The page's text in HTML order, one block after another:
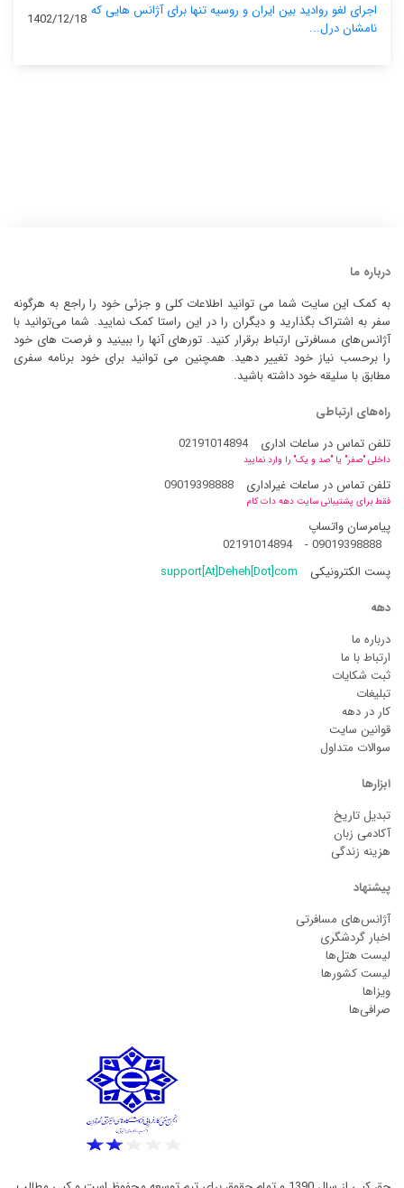
اجرای لغو روادید بین ایران و روسیه تنها برای آژانس‌ هایی که
نامشان درل...
1402/12/18
درباره ما
به کمک این سایت شما می توانید اطلاعات کلی و جزئی خود را راجع به هرگونه
سفر به اشتراک بگذارید و دیگران را در این راستا کمک نمایید. شما می‌توانید با
آژانس‌های مسافرتی ارتباط برقرار کنید. تورهای آنها را ببینید و فرصت های خود
را برحسب نیاز خود تغییر دهید. همچنین می توانید برای خود برنامه سفری
مطابق با سلیقه خود داشته باشید.
راه‌های ارتباطی
تلفن تماس در ساعات اداری
02191014894
داخلی "صفر" یا "صد و یک" را وارد نمایید
تلفن تماس در ساعات غیراداری 09019398888
فقط برای پشتیبانی سایت دهه دات کام
پیامرسان واتساپ
09019398888
-
02191014894
پست الکترونیکی
support[At]Deheh[Dot]com
دهه
درباره ما
ارتباط با ما
ثبت شکایات
تبلیغات
کار در دهه
قوانین سایت
سوالات متداول
ابزارها
تبدیل تاریخ
آکادمی زبان
هزینه زندگی
پیشنهاد
آژانس‌های مسافرتی
اخبار گردشگری
لیست هتل‌ها
لیست کشورها
ویزاها
صرافی‌ها